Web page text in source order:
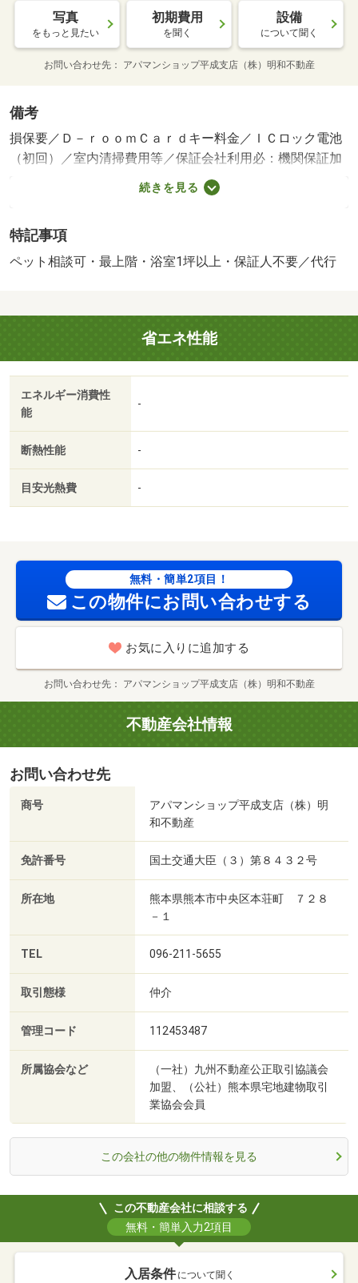
写真
をもっと見たい
初期費用
を聞く
設備
について聞く
お問い合わせ先 アパマンショップ平成支店（株）明和不動産
備考
損保要／Ｄ－ｒｏｏｍＣａｒｄキー料金／ＩＣロック電池
（初回）／室内清掃費用等／保証会社利用必：機関保証加
入必須。 機関保証料は月額賃料等総額の３．４％＋８０
０円／月（その他商品あり）／ペット相談／［退去時費
リーニング料金にエアコンクリーニング費用を含みま
す。 保証会社：イントラスト／バストイレ別／バルコ
ス／システムキッチン／追焚機能浴室／温水洗浄便座／駐
輪場／宅配ボックス／最上階／敷金不要／対面式キッチン
／防犯カメラ／ペット相談／照明付／全居室洋室／ウォー
クインクロゼット／保証人不要／ネット使用料不要／築２
年以内／築３年以内／浴室１坪以上／トイレ未使用／バス
停徒歩３分以内／築５年以内／セキュリティ会社加入済／
ビニ）まで１２４ｍ／沼山津神社（その他）まで５１４ｍ
／ほっともっと桜木店（飲食店）まで７８５ｍ／ほっかほ
っか亭桜木店（飲食店）まで８２７ｍ／すき家熊本秋津店
続きを見る
特記事項
ペット相談可・最上階・浴室1坪以上・保証人不要／代行
省エネ性能
エネルギー消費性
能
-
断熱性能 -
目安光熱費 -
無料・簡単2項目！
この物件にお問い合わせする
お気に入りに追加する
お問い合わせ先 アパマンショップ平成支店（株）明和不動産
不動産会社情報
お問い合わせ先
商号
アパマンショップ平成支店（株）明
和不動産
免許番号 国土交通大臣（３）第８４３２号
所在地
熊本県熊本市中央区本荘町 ７２８
－１
TEL 096-211-5655
取引態様 仲介
管理コード 112453487
所属協会など
（一社）九州不動産公正取引協議会
加盟、（公社）熊本県宅地建物取引
業協会会員
この会社の他の物件情報を見る
この不動産会社に相談する
無料・簡単入力2項目
入居条件 について聞く